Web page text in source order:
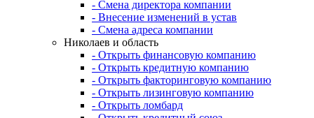
- Смена директора компании
- Внесение изменений в устав
- Смена адреса компании
Николаев и область
- Открыть финансовую компанию
- Открыть кредитную компанию
- Открыть факторинговую компанию
- Открыть лизинговую компанию
- Открыть ломбард